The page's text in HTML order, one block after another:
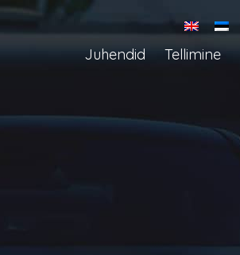
Juhendid Tellimine